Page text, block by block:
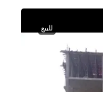
للبيع